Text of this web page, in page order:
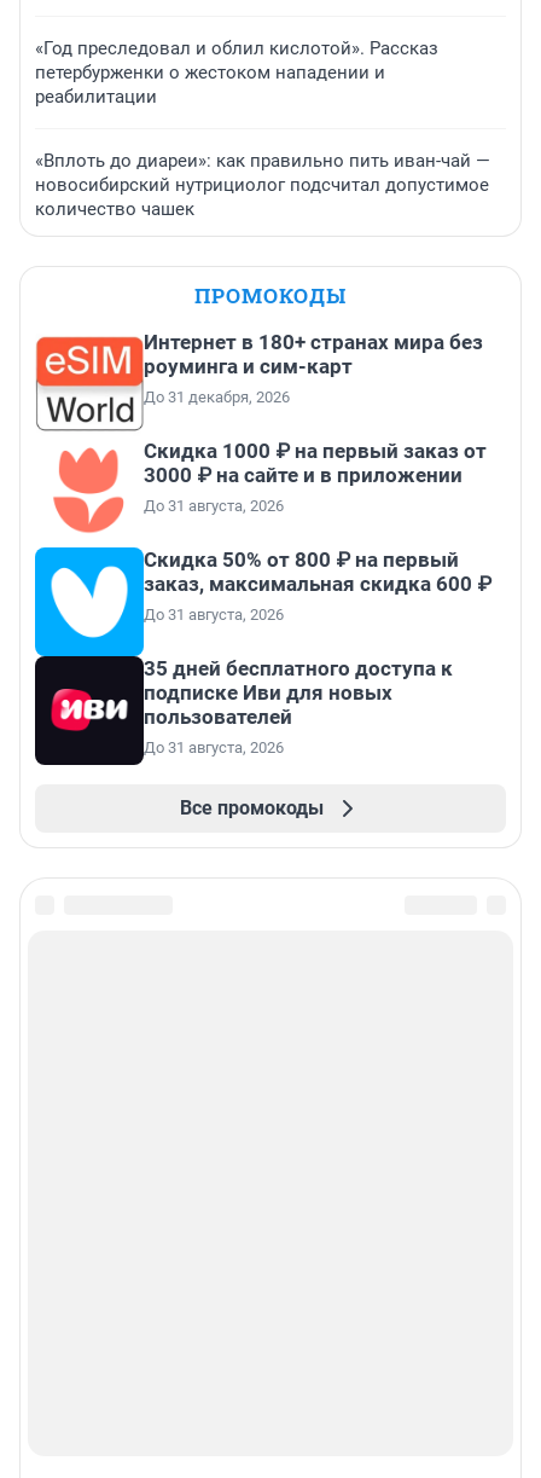
«Год преследовал и облил кислотой». Рассказ
петербурженки о жестоком нападении и
реабилитации
«Вплоть до диареи»: как правильно пить иван-чай —
новосибирский нутрициолог подсчитал допустимое
количество чашек
ПРОМОКОДЫ
Интернет в 180+ странах мира без
роуминга и сим-карт
До 31 декабря, 2026
Скидка 1000 ₽ на первый заказ от
3000 ₽ на сайте и в приложении
До 31 августа, 2026
Скидка 50% от 800 ₽ на первый
заказ, максимальная скидка 600 ₽
До 31 августа, 2026
35 дней бесплатного доступа к
подписке Иви для новых
пользователей
До 31 августа, 2026
Все промокоды